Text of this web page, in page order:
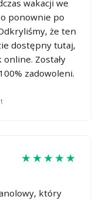
wakacji we
ponownie po
że ten
dostępny tutaj,
Zostały
zadowoleni.
★★★★★
który